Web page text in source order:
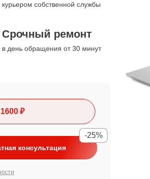
курьером собственной службы
Срочный ремонт
в день обращения от 30 минут
₽
консультация
-25%